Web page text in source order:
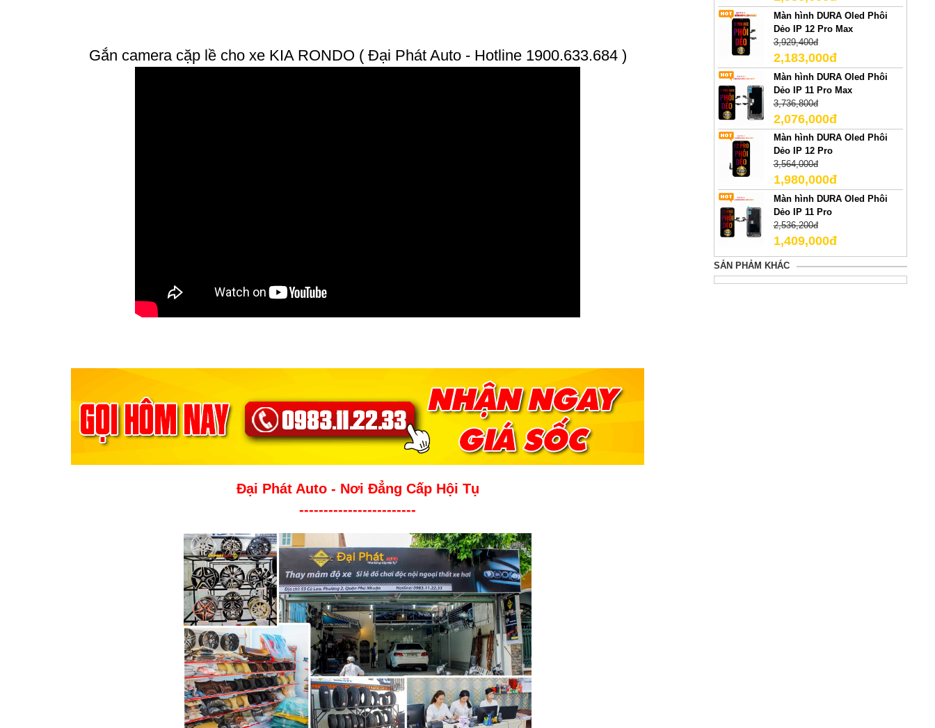
Gắn camera cặp lề cho xe KIA RONDO ( Đại Phát Auto - Hotline 1900.633.684 )
Đại Phát Auto - Nơi Đẳng Cấp Hội Tụ
------------------------
Màn hình DURA Oled Phôi
Dẻo IP 12 Pro Max
3,929,400đ
2,183,000đ
Màn hình DURA Oled Phôi
Dẻo IP 11 Pro Max
3,736,800đ
2,076,000đ
Màn hình DURA Oled Phôi
Dẻo IP 12 Pro
3,564,000đ
1,980,000đ
Màn hình DURA Oled Phôi
Dẻo IP 11 Pro
2,536,200đ
1,409,000đ
SẢN PHẢM KHÁC